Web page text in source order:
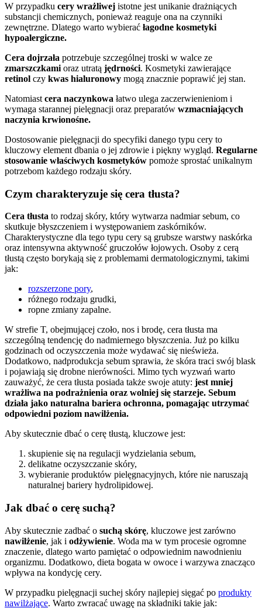
W przypadku cery wrażliwej istotne jest unikanie drażniących
substancji chemicznych, ponieważ reaguje ona na czynniki
zewnętrzne. Dlatego warto wybierać łagodne kosmetyki
hypoalergiczne.
Cera dojrzała potrzebuje szczególnej troski w walce ze
zmarszczkami oraz utratą jędrności. Kosmetyki zawierające
retinol czy kwas hialuronowy mogą znacznie poprawić jej stan.
Natomiast cera naczynkowa łatwo ulega zaczerwienieniom i
wymaga starannej pielęgnacji oraz preparatów wzmacniających
naczynia krwionośne.
Dostosowanie pielęgnacji do specyfiki danego typu cery to
kluczowy element dbania o jej zdrowie i piękny wygląd. Regularne
stosowanie właściwych kosmetyków pomoże sprostać unikalnym
potrzebom każdego rodzaju skóry.
Czym charakteryzuje się cera tłusta?
Cera tłusta to rodzaj skóry, który wytwarza nadmiar sebum, co
skutkuje błyszczeniem i występowaniem zaskórników.
Charakterystyczne dla tego typu cery są grubsze warstwy naskórka
oraz intensywna aktywność gruczołów łojowych. Osoby z cerą
tłustą często borykają się z problemami dermatologicznymi, takimi
jak:
rozszerzone pory,
różnego rodzaju grudki,
ropne zmiany zapalne.
W strefie T, obejmującej czoło, nos i brodę, cera tłusta ma
szczególną tendencję do nadmiernego błyszczenia. Już po kilku
godzinach od oczyszczenia może wydawać się nieświeża.
Dodatkowo, nadprodukcja sebum sprawia, że skóra traci swój blask
i pojawiają się drobne nierówności. Mimo tych wyzwań warto
zauważyć, że cera tłusta posiada także swoje atuty: jest mniej
wrażliwa na podrażnienia oraz wolniej się starzeje. Sebum
działa jako naturalna bariera ochronna, pomagając utrzymać
odpowiedni poziom nawilżenia.
Aby skutecznie dbać o cerę tłustą, kluczowe jest:
skupienie się na regulacji wydzielania sebum,
delikatne oczyszczanie skóry,
wybieranie produktów pielęgnacyjnych, które nie naruszają
naturalnej bariery hydrolipidowej.
Jak dbać o cerę suchą?
Aby skutecznie zadbać o suchą skórę, kluczowe jest zarówno
nawilżenie, jak i odżywienie. Woda ma w tym procesie ogromne
znaczenie, dlatego warto pamiętać o odpowiednim nawodnieniu
organizmu. Dodatkowo, dieta bogata w owoce i warzywa znacząco
wpływa na kondycję cery.
W przypadku pielęgnacji suchej skóry najlepiej sięgać po produkty
nawilżające. Warto zwracać uwagę na składniki takie jak: